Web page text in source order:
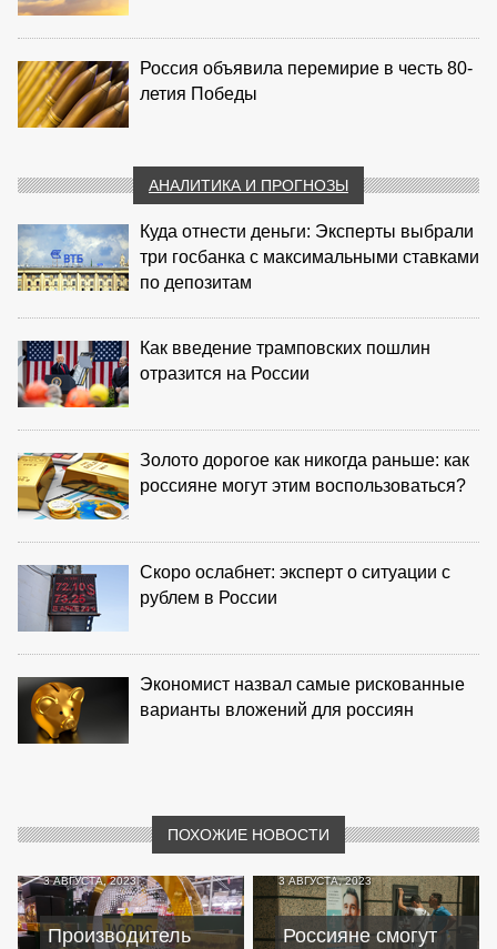
Россия объявила перемирие в честь 80-
летия Победы
АНАЛИТИКА И ПРОГНОЗЫ
Куда отнести деньги: Эксперты выбрали
три госбанка с максимальными ставками
по депозитам
Как введение трамповских пошлин
отразится на России
Золото дорогое как никогда раньше: как
россияне могут этим воспользоваться?
Скоро ослабнет: эксперт о ситуации с
рублем в России
Экономист назвал самые рискованные
варианты вложений для россиян
ПОХОЖИЕ НОВОСТИ
3 АВГУСТА, 2023
Производитель
3 АВГУСТА, 2023
Россияне смогут